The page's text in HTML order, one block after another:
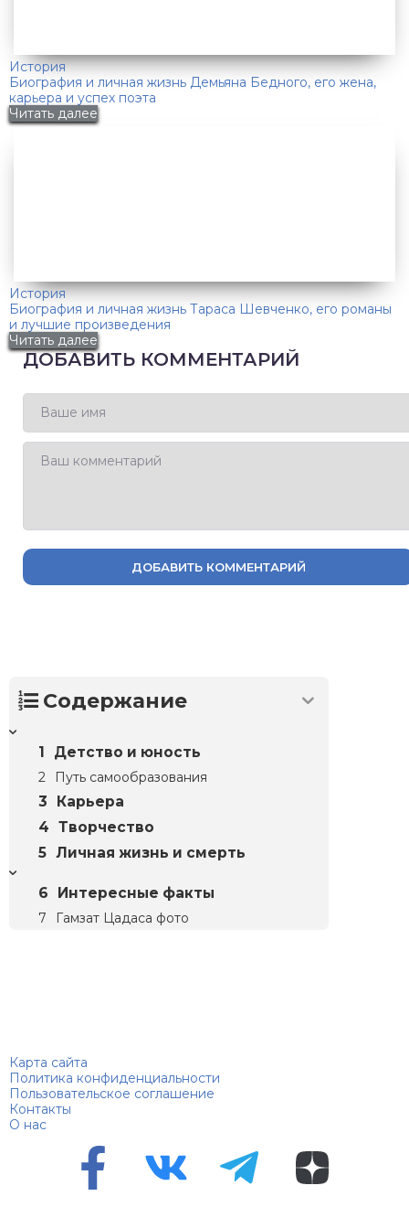
История
Биография и личная жизнь Демьяна Бедного, его жена,
карьера и успех поэта
Читать далее
История
Биография и личная жизнь Тараса Шевченко, его романы
и лучшие произведения
Читать далее
ДОБАВИТЬ КОММЕНТАРИЙ
ДОБАВИТЬ КОММЕНТАРИЙ
Содержание
Детство и юность
Путь самообразования
Карьера
Творчество
Личная жизнь и смерть
Интересные факты
Гамзат Цадаса фото
Карта сайта
Политика конфиденциальности
Пользовательское соглашение
Контакты
О нас